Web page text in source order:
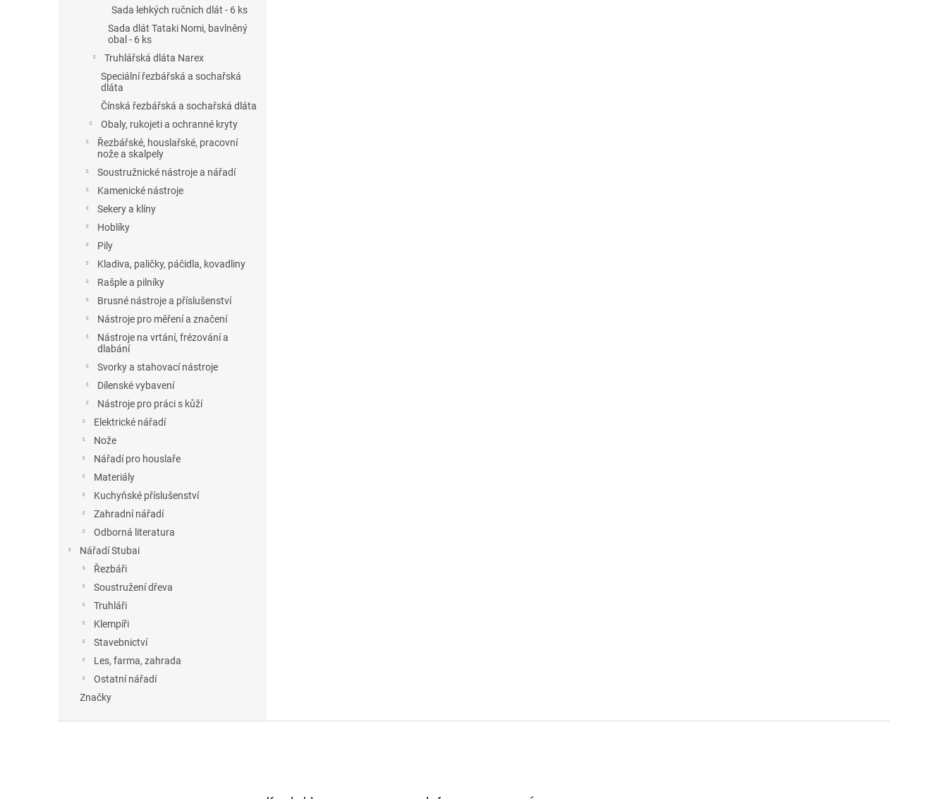
Sada lehkých ručních dlát - 6 ks
Sada dlát Tataki Nomi, bavlněný
obal - 6 ks
Truhlářská dláta Narex
Speciální řezbářská a sochařská
dláta
Čínská řezbářská a sochařská dláta
Obaly, rukojeti a ochranné kryty
Řezbářské, houslařské, pracovní
nože a skalpely
Soustružnické nástroje a nářadí
Kamenické nástroje
Sekery a klíny
Hoblíky
Pily
Kladiva, paličky, páčidla, kovadliny
Rašple a pilníky
Brusné nástroje a příslušenství
Nástroje pro měření a značení
Nástroje na vrtání, frézování a
dlabání
Svorky a stahovací nástroje
Dílenské vybavení
Nástroje pro práci s kůží
Elektrické nářadí
Nože
Nářadí pro houslaře
Materiály
Kuchyňské příslušenství
Zahradní nářadí
Odborná literatura
Nářadí Stubai
Řezbáři
Soustružení dřeva
Truhláři
Klempíři
Stavebnictví
Les, farma, zahrada
Ostatní nářadí
Značky